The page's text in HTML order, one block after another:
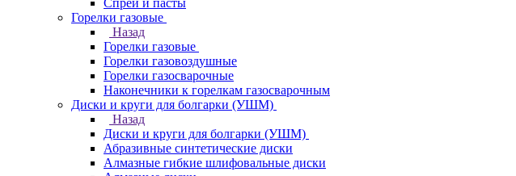
Спреи и пасты
Горелки газовые
Назад
Горелки газовые
Горелки газовоздушные
Горелки газосварочные
Наконечники к горелкам газосварочным
Диски и круги для болгарки (УШМ)
Назад
Диски и круги для болгарки (УШМ)
Абразивные синтетические диски
Алмазные гибкие шлифовальные диски